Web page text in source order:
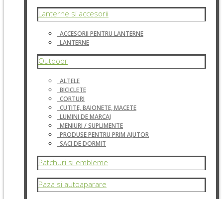
Lanterne si accesorii
ACCESORII PENTRU LANTERNE
LANTERNE
Outdoor
ALTELE
BICICLETE
CORTURI
CUTITE, BAIONETE, MACETE
LUMINI DE MARCAJ
MENIURI / SUPLIMENTE
PRODUSE PENTRU PRIM AJUTOR
SACI DE DORMIT
Patchuri si embleme
Paza si autoaparare